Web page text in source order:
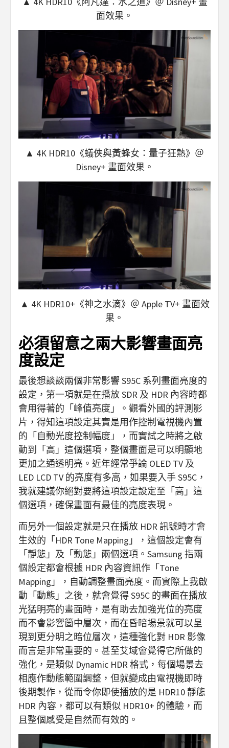
面效果。
▲ 4K HDR10《蟻俠與黃蜂女：量子狂熱》＠
Disney+ 畫面效果。
▲ 4K HDR10+《神之水滴》＠ Apple TV+ 畫面效
果。
必須留意之兩大影響畫面亮
度設定
最後想談談兩個非常影響 S95C 系列畫面亮度的
設定，第一項就是在播放 SDR 及 HDR 內容時都
會用得著的「峰值亮度」。觀看外國的評測影
片，得知這項設定其實是用作控制電視機內置
的「自動光度控制幅度」，而實試之時將之啟
動到「高」這個選項，整個畫面是可以明顯地
更加之通透明亮。近年經常爭論 OLED TV 及
LED LCD TV 的亮度有多高，如果要入手 S95C，
我就建議你絕對要將這項設定設定至「高」這
個選項，確保畫面有最佳的亮度表現。
而另外一個設定就是只在播放 HDR 訊號時才會
生效的「HDR Tone Mapping」，這個設定會有
「靜態」及「動態」兩個選項。Samsung 指兩
個設定都會根據 HDR 內容資訊作「Tone
Mapping」，自動調整畫面亮度。而實際上我啟
動「動態」之後，就會覺得 S95C 的畫面在播放
光猛明亮的畫面時，是有助去加強光位的亮度
而不會影響箇中層次，而在昏暗場景就可以呈
現到更分明之暗位層次，這種強化對 HDR 影像
而言是非常重要的。甚至艾域會覺得它所做的
強化，是類似 Dynamic HDR 格式，每個場景去
相應作動態範圍調整，但就變成由電視機即時
後期製作，從而令你即使播放的是 HDR10 靜態
HDR 內容，都可以有類似 HDR10+ 的體驗，而
且整個感受是自然而有效的。